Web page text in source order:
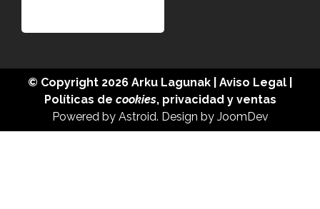
© Copyright 2026 Arku Lagunak Aviso Legal
Políticas de cookies, privacidad y ventas
Powered by Astroid. Design by JoomDev